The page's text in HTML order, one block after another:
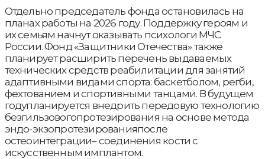
Отдельно председатель фонда остановилась на
планах работы на 2026 году. Поддержку героям и
их семьям начнут оказывать психологи МЧС
России. Фонд «Защитники Отечества» также
планирует расширить перечень выдаваемых
технических средств реабилитации для занятий
адаптивными видами спорта: баскетболом, регби,
фехтованием и спортивными танцами. В будущем
годупланируется внедрить передовую технологию
безгильзовогопротезирования на основе метода
эндо-экзопротезированияпосле
остеоинтеграции– соединения кости с
искусственным имплантом.